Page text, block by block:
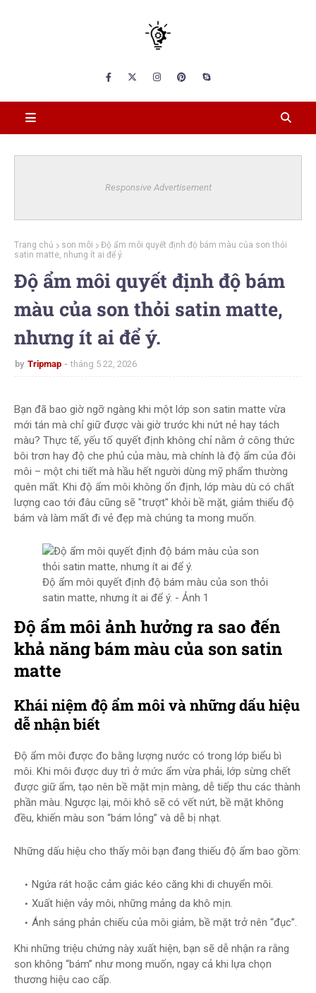
Responsive Advertisement
Trang chủ son môi
Độ ẩm môi quyết định độ bám màu của son thỏi
satin matte, nhưng ít ai để ý.
Độ ẩm môi quyết định độ bám
màu của son thỏi satin matte,
nhưng ít ai để ý.
by Tripmap tháng 5 22, 2026
Bạn đã bao giờ ngỡ ngàng khi một lớp son satin matte vừa
mới tán mà chỉ giữ được vài giờ trước khi nứt nẻ hay tách
màu? Thực tế, yếu tố quyết định không chỉ nằm ở công thức
bôi trơn hay độ che phủ của màu, mà chính là độ ẩm của đôi
môi – một chi tiết mà hầu hết người dùng mỹ phẩm thường
quên mất. Khi độ ẩm môi không ổn định, lớp màu dù có chất
lượng cao tới đâu cũng sẽ "trượt" khỏi bề mặt, giảm thiểu độ
bám và làm mất đi vẻ đẹp mà chúng ta mong muốn.
Độ ẩm môi quyết định độ bám màu của son thỏi
satin matte, nhưng ít ai để ý. - Ảnh 1
Độ ẩm môi ảnh hưởng ra sao đến
khả năng bám màu của son satin
matte
Khái niệm độ ẩm môi và những dấu hiệu
dễ nhận biết
Độ ẩm môi được đo bằng lượng nước có trong lớp biểu bì
môi. Khi môi được duy trì ở mức ẩm vừa phải, lớp sừng chết
được giữ ẩm, tạo nên bề mặt mịn màng, dễ tiếp thu các thành
phần màu. Ngược lại, môi khô sẽ có vết nứt, bề mặt không
đều, khiến màu son “bám lỏng” và dễ bị nhạt.
Những dấu hiệu cho thấy môi bạn đang thiếu độ ẩm bao gồm:
Ngứa rát hoặc cảm giác kéo căng khi di chuyển môi.
Xuất hiện vảy môi, những mảng da khô mịn.
Ánh sáng phản chiếu của môi giảm, bề mặt trở nên “đục”.
Khi những triệu chứng này xuất hiện, bạn sẽ dễ nhận ra rằng
son không “bám” như mong muốn, ngay cả khi lựa chọn
thương hiệu cao cấp.